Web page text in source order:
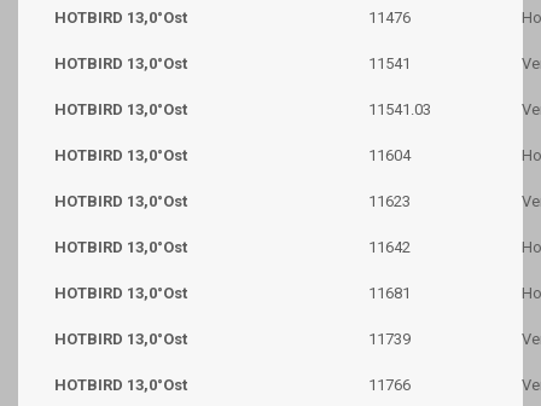
HOTBIRD 13,0°Ost 11476
HOTBIRD 13,0°Ost 11541
HOTBIRD 13,0°Ost 11541.03
HOTBIRD 13,0°Ost 11604
HOTBIRD 13,0°Ost 11623
HOTBIRD 13,0°Ost 11642
HOTBIRD 13,0°Ost 11681
HOTBIRD 13,0°Ost 11739
HOTBIRD 13,0°Ost 11766